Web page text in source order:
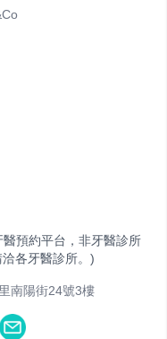
預約平台，非牙醫診所
各牙醫診所。)
南陽街24號3樓